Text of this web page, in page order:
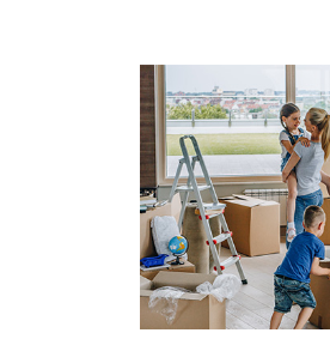
De
minuten
Dankzij